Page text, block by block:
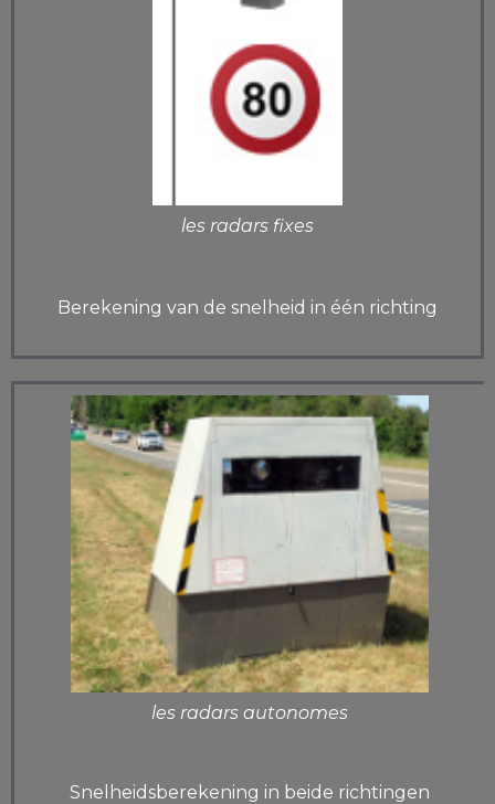
les radars fixes
Berekening van de snelheid in één richting
les radars autonomes
Snelheidsberekening in beide richtingen